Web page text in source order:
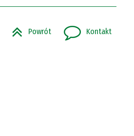
Powrót Kontakt